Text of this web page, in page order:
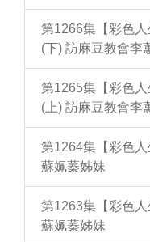
第1266集【彩色
(下) 訪麻豆教會李
第1265集【彩色
(上) 訪麻豆教會李
第1264集【彩色
蘇姵蓁姊妹
第1263集【彩色
蘇姵蓁姊妹